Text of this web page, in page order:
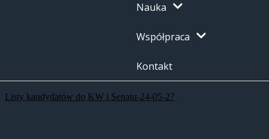
Nauka
Współpraca
Kontakt
Listy kandydatów do KW i Senatu-24-05-27